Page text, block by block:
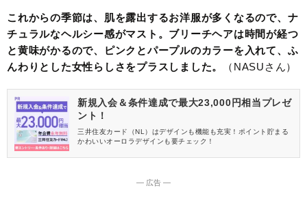
これからの季節は、肌を露出するお洋服が多くなるので、ナ
チュラルなヘルシー感がマスト。ブリーチヘアは時間が経つ
と黄味がかるので、ピンクとパープルのカラーを入れて、ふ
んわりとした女性らしさをプラスしました。
（NASUさん）
新規入会＆条件達成で最大23,000円相当プレゼ
ント！
三井住友カード（NL）はデザインも機能も充実！ポイント貯まる
かわいいオーロラデザインも要チェック！
― 広告 ―